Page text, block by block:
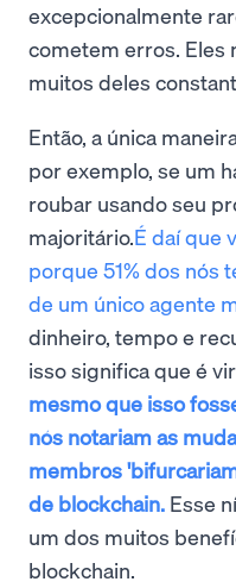
excepcionalmente
cometem erros. Eles
muitos deles
Então, a única
por exemplo, se um
roubar usando seu
majoritário.É daí que
porque 51% dos nós
de um único agente
dinheiro, tempo e
isso significa que é
mesmo que isso
nós notariam as
membros
de blockchain. Esse
um dos muitos
blockchain.